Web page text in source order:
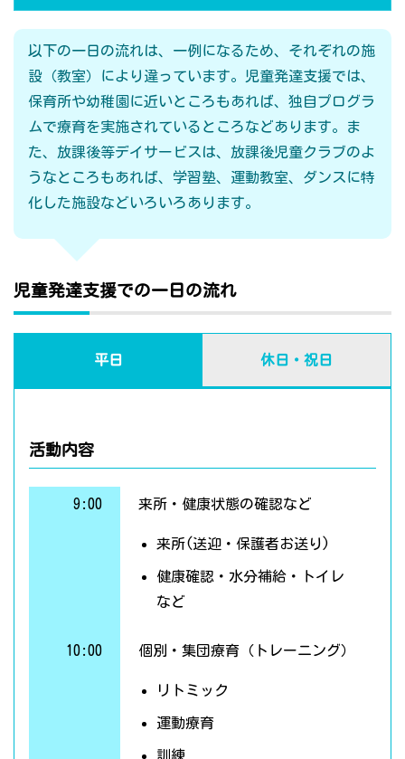
以下の一日の流れは、一例になるため、それぞれの施
設（教室）により違っています。児童発達支援では、
保育所や幼稚園に近いところもあれば、独自プログラ
ムで療育を実施されているところなどあります。ま
た、放課後等デイサービスは、放課後児童クラブのよ
うなところもあれば、学習塾、運動教室、ダンスに特
化した施設などいろいろあります。
児童発達支援での一日の流れ
平日 休日・祝日
活動内容
9:00 来所・健康状態の確認など
来所(送迎・保護者お送り)
健康確認・水分補給・トイレ
など
10:00 個別・集団療育（トレーニング）
リトミック
運動療育
訓練